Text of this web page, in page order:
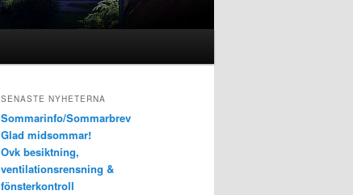
SENASTE NYHETERNA
Sommarinfo/Sommarbrev
Glad midsommar!
Ovk besiktning,
ventilationsrensning &
fönsterkontroll